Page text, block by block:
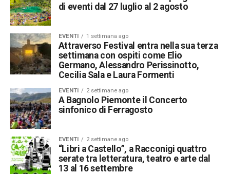
di eventi dal 27 luglio al 2 agosto
EVENTI 1 settimana ago
Attraverso Festival entra nella sua terza
settimana con ospiti come Elio
Germano, Alessandro Perissinotto,
Cecilia Sala e Laura Formenti
EVENTI 2 settimane ago
A Bagnolo Piemonte il Concerto
sinfonico di Ferragosto
EVENTI 2 settimane ago
“Libri a Castello”, a Racconigi quattro
serate tra letteratura, teatro e arte dal
13 al 16 settembre